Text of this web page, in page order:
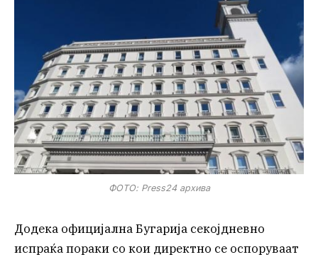
ФОТО: Press24 архива
Додека официјална Бугарија секојдневно
испраќа пораки со кои директно се оспоруваат